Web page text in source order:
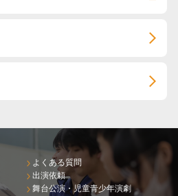
よくある質問
出演依頼
舞台公演・児童青少年演劇